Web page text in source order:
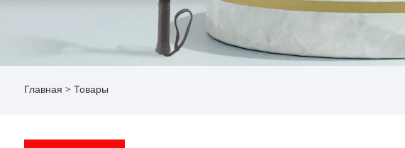
Главная > Товары